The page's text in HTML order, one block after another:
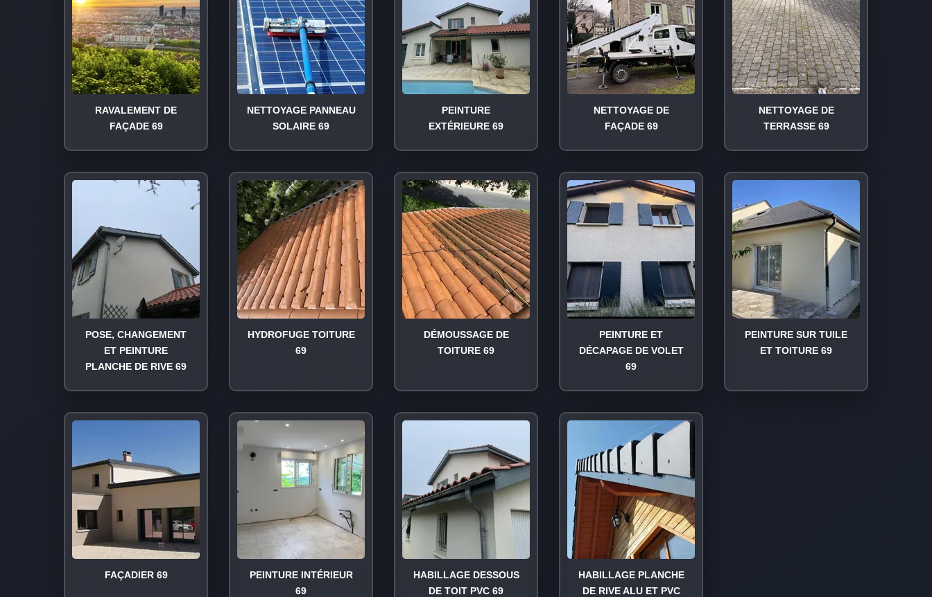
RAVALEMENT DE
FAÇADE 69
NETTOYAGE PANNEAU
SOLAIRE 69
PEINTURE
EXTÉRIEURE 69
NETTOYAGE DE
FAÇADE 69
NETTOYAGE DE
TERRASSE 69
POSE, CHANGEMENT
ET PEINTURE
PLANCHE DE RIVE 69
HYDROFUGE TOITURE
69
DÉMOUSSAGE DE
TOITURE 69
PEINTURE ET
DÉCAPAGE DE VOLET
69
PEINTURE SUR TUILE
ET TOITURE 69
FAÇADIER 69
PEINTURE INTÉRIEUR
69
HABILLAGE DESSOUS
DE TOIT PVC 69
HABILLAGE PLANCHE
DE RIVE ALU ET PVC